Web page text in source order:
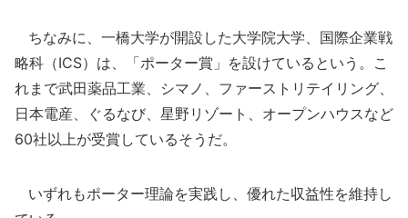
ちなみに、一橋大学が開設した大学院大学、国際企業戦
略科（ICS）は、「ポーター賞」を設けているという。こ
れまで武田薬品工業、シマノ、ファーストリテイリング、
日本電産、ぐるなび、星野リゾート、オープンハウスなど
60社以上が受賞しているそうだ。
いずれもポーター理論を実践し、優れた収益性を維持し